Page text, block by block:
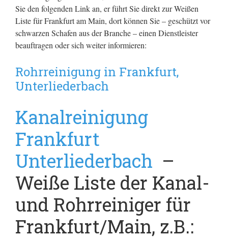
Sie den folgenden Link an, er führt Sie direkt zur Weißen
Liste für Frankfurt am Main, dort können Sie – geschützt vor
schwarzen Schafen aus der Branche – einen Dienstleister
beauftragen oder sich weiter informieren:
Rohrreinigung in Frankfurt,
Unterliederbach
Kanalreinigung
Frankfurt
Unterliederbach –
Weiße Liste der Kanal-
und Rohrreiniger für
Frankfurt/Main, z.B.: